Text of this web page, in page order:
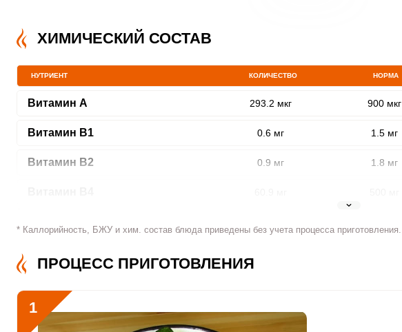
ХИМИЧЕСКИЙ СОСТАВ
НУТРИЕНТ КОЛИЧЕСТВО НОРМА
Витамин A 293.2 мкг 900 мкг
Витамин В1 0.6 мг 1.5 мг
Витамин В2 0.9 мг 1.8 мг
Витамин В12 0
* Каллорийность, БЖУ и хим. состав блюда приведены без учета процесса приготовления.
ПРОЦЕСС ПРИГОТОВЛЕНИЯ
1
ШАГ